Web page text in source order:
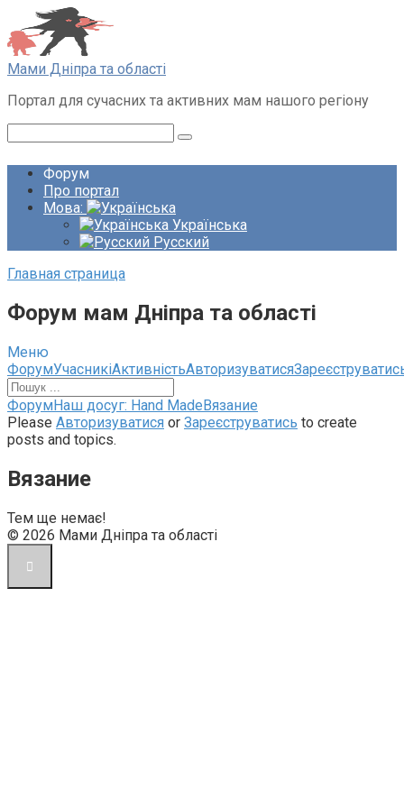
Перейти
до
вмісту
Мами Дніпра та області
Портал для сучасних та активних мам нашого регіону
Форум
Про портал
Мова:
Українська
Русский
Главная страница
Форум мам Дніпра та області
Меню
Навігація
по
форуму
ФорумУчасникіАктивністьАвторизуватися
Навігаційна
стежка
форуму
Ви
тут:
ФорумНаш досуг: Hand MadeВязание
Please Авторизуватися or Зареєструватись to create
posts and topics.
Вязание
Тем ще немає!
© 2026 Мами Дніпра та області